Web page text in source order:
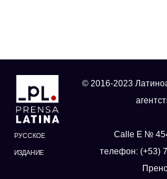
РУССКОЕ
ИЗДАНИЕ
© 2016-2023
Calle E №
телефон: (+53)